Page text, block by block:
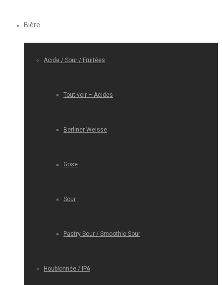
Bière
Acide / Sour / Fruitées
Tout voir – Acides
Berliner Weisse
Gose
Sour
Pastry Sour / Smoothie Sour
Houblonnée / IPA